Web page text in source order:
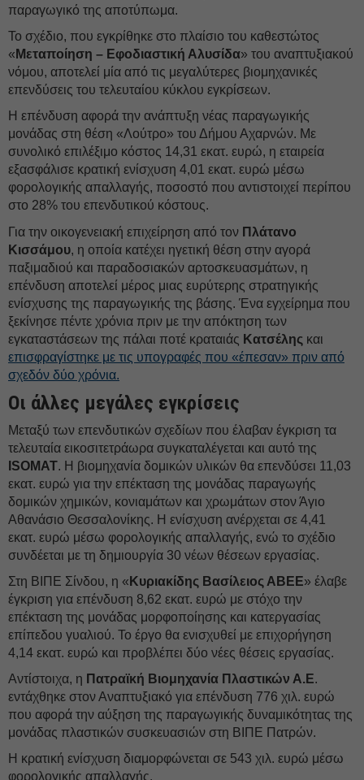
παραγωγικό της αποτύπωμα.
Το σχέδιο, που εγκρίθηκε στο πλαίσιο του καθεστώτος
« Μεταποίηση – Εφοδιαστική Αλυσίδα» του αναπτυξιακού
νόμου, αποτελεί μία από τις μεγαλύτερες βιομηχανικές
επενδύσεις του τελευταίου κύκλου εγκρίσεων.
Η επένδυση αφορά την ανάπτυξη νέας παραγωγικής
μονάδας στη θέση «Λούτρο» του Δήμου Αχαρνών. Με
συνολικό επιλέξιμο κόστος 14,31 εκατ. ευρώ, η εταιρεία
εξασφάλισε κρατική ενίσχυση 4,01 εκατ. ευρώ μέσω
φορολογικής απαλλαγής, ποσοστό που αντιστοιχεί περίπου
στο 28% του επενδυτικού κόστους.
Για την οικογενειακή επιχείρηση από τον Πλάτανο
Κισσάμου, η οποία κατέχει ηγετική θέση στην αγορά
παξιμαδιού και παραδοσιακών αρτοσκευασμάτων, η
επένδυση αποτελεί μέρος μιας ευρύτερης στρατηγικής
ενίσχυσης της παραγωγικής της βάσης. Ένα εγχείρημα που
ξεκίνησε πέντε χρόνια πριν με την απόκτηση των
εγκαταστάσεων της πάλαι ποτέ κραταιάς Κατσέλης και
επισφραγίστηκε με τις υπογραφές που «έπεσαν» πριν από
σχεδόν δύο χρόνια.
Οι άλλες μεγάλες εγκρίσεις
Μεταξύ των επενδυτικών σχεδίων που έλαβαν έγκριση τα
τελευταία εικοσιτετράωρα συγκαταλέγεται και αυτό της
ISOMAT. Η βιομηχανία δομικών υλικών θα επενδύσει 11,03
εκατ. ευρώ για την επέκταση της μονάδας παραγωγής
δομικών χημικών, κονιαμάτων και χρωμάτων στον Άγιο
Αθανάσιο Θεσσαλονίκης. Η ενίσχυση ανέρχεται σε 4,41
εκατ. ευρώ μέσω φορολογικής απαλλαγής, ενώ το σχέδιο
συνδέεται με τη δημιουργία 30 νέων θέσεων εργασίας.
Στη ΒΙΠΕ Σίνδου, η « Κυριακίδης Βασίλειος ΑΒΕΕ» έλαβε
έγκριση για επένδυση 8,62 εκατ. ευρώ με στόχο την
επέκταση της μονάδας μορφοποίησης και κατεργασίας
επίπεδου γυαλιού. Το έργο θα ενισχυθεί με επιχορήγηση
4,14 εκατ. ευρώ και προβλέπει δύο νέες θέσεις εργασίας.
Αντίστοιχα, η Πατραϊκή Βιομηχανία Πλαστικών Α.Ε.
εντάχθηκε στον Αναπτυξιακό για επένδυση 776 χιλ. ευρώ
που αφορά την αύξηση της παραγωγικής δυναμικότητας της
μονάδας πλαστικών συσκευασιών στη ΒΙΠΕ Πατρών.
Η κρατική ενίσχυση διαμορφώνεται σε 543 χιλ. ευρώ μέσω
φορολογικής απαλλαγής.